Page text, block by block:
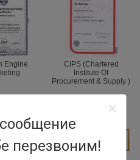
перезвоним!
Engine
CIPS (Chartered
Institute Of
Procurement & Supply )